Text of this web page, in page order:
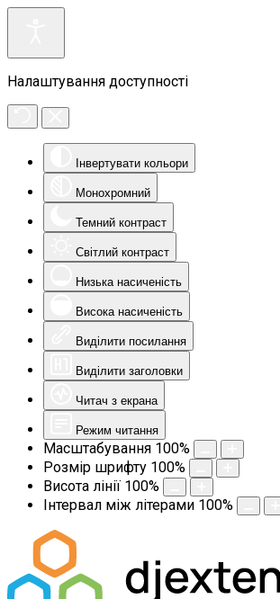
Налаштування доступності
Інвертувати кольори
Монохромний
Темний контраст
Світлий контраст
Низька насиченість
Висока насиченість
Виділити посилання
Виділити заголовки
Читач з екрана
Режим читання
Масштабування 100%
Розмір шрифту 100%
Висота лінії 100%
Інтервал між літерами 100%